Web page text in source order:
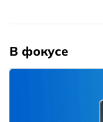
В фокусе